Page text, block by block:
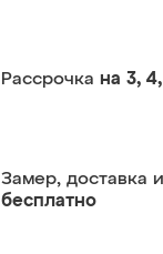
Рассрочка на 3,
Замер, доставка
бесплатно